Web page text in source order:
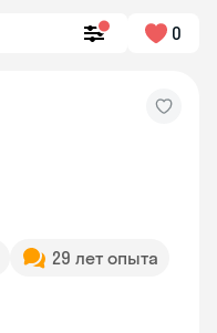
0
29 лет опыта